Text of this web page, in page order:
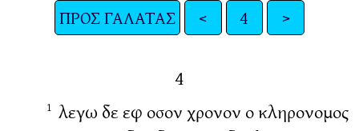
ΠΡΟΣ ΓΑΛΑΤΑΣ < 4 >
4
1 λεγω δε εφ οσον χρονον ο κληρονομος